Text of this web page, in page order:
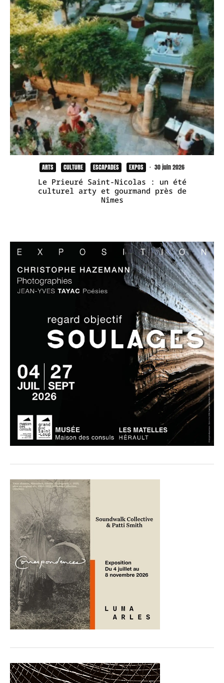
ARTS CULTURE ESCAPADES EXPOS · 30 juin 2026
Le Prieuré Saint-Nicolas : un été
culturel arty et gourmand près de
Nîmes